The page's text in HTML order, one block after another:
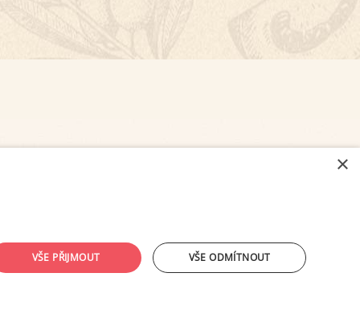
×
VŠE PŘIJMOUT VŠE ODMÍTNOUT